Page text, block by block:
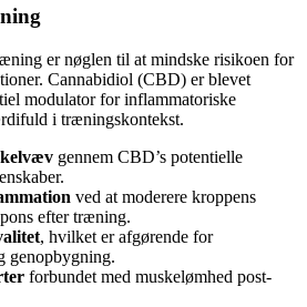
er nøglen til at mindske risikoen for
Cannabidiol (CBD) er blevet
modulator for inflammatoriske
i træningskontekst.
gennem CBD’s potentielle
ved at moderere kroppens
efter træning.
, hvilket er afgørende for
genopbygning.
forbundet med muskelømhed post-